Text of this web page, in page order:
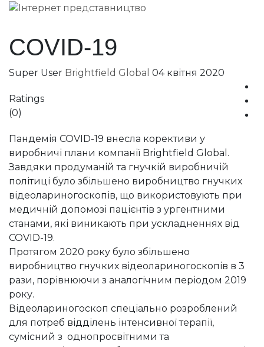
COVID-19
Super User Brightfield Global 04 квітня 2020
Ratings
(0)
Пандемія COVID-19 внесла корективи у
виробничі плани компанії Brightfield Global.
Завдяки продуманій та гнучкій виробничій
політиці було збільшено виробництво гнучких
відеолариногоскопів, що використовують при
медичній допомозі пацієнтів з ургентними
станами, які виникають при ускладненнях від
COVID-19.
Протягом 2020 року було збільшено
виробництво гнучких відеолариногоскопів в 3
рази, порівнюючи з аналогічним періодом 2019
року.
Відеолариногоскоп спеціально розроблений
для потреб відділень інтенсивної терапії,
сумісний з однопросвітними та